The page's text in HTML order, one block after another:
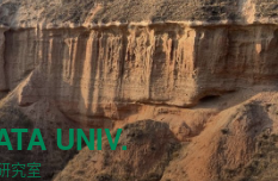
UNIV.
究室